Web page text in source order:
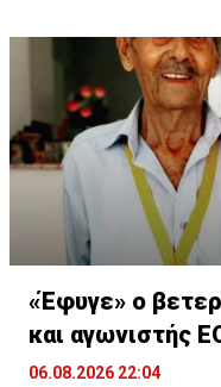
Οι τυχεροί αριθμοί
13, 1, 30, 7 και
«Έφυγε» ο
και αγωνιστής
06.08.2026 22:04